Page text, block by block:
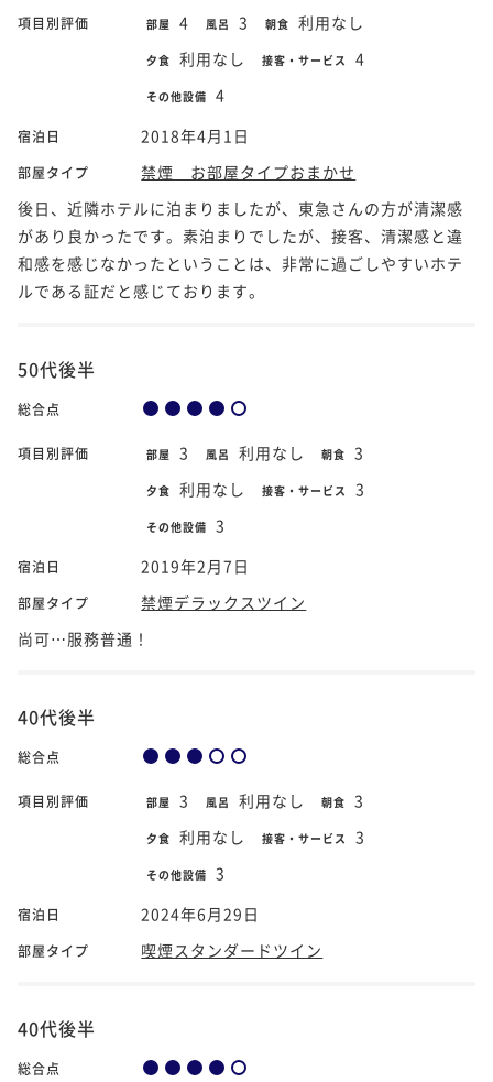
項目別評価 部屋 4 風呂 3 朝食 利用なし
夕食 利用なし 接客・サービス 4
その他設備 4
宿泊日 2018年4月1日
部屋タイプ
禁煙 お部屋タイプおまかせ
後日、近隣ホテルに泊まりましたが、東急さんの方が清潔感
があり良かったです。素泊まりでしたが、接客、清潔感と違
和感を感じなかったということは、非常に過ごしやすいホテ
ルである証だと感じております。
50代後半
総合点
項目別評価 部屋 3 風呂 利用なし 朝食 3
夕食 利用なし 接客・サービス 3
その他設備 3
宿泊日 2019年2月7日
部屋タイプ
禁煙デラックスツイン
尚可⋯服務普通！
40代後半
総合点
項目別評価 部屋 3 風呂 利用なし 朝食 3
夕食 利用なし 接客・サービス 3
その他設備 3
宿泊日 2024年6月29日
部屋タイプ 喫煙スタンダードツイン
40代後半
総合点